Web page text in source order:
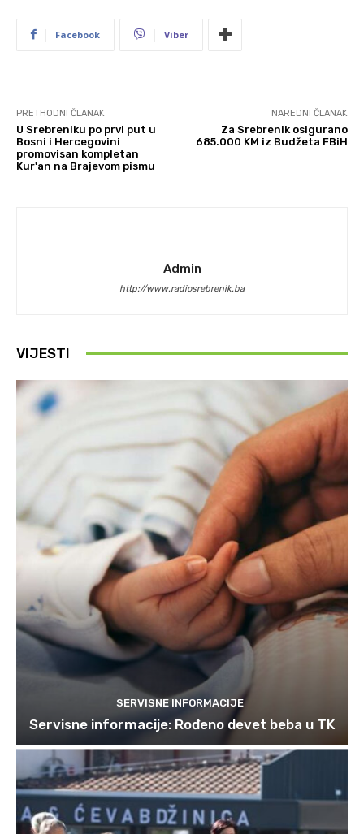
Facebook Viber
PRETHODNI ČLANAK
U Srebreniku po prvi put u
Bosni i Hercegovini
promovisan kompletan
Kur'an na Brajevom pismu
NAREDNI ČLANAK
Za Srebrenik osigurano
685.000 KM iz Budžeta FBiH
Admin
http://www.radiosrebrenik.ba
VIJESTI
SERVISNE INFORMACIJE
Servisne informacije: Rođeno devet beba u TK